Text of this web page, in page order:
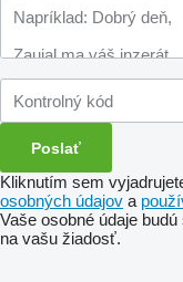
Kliknutím sem
osobných údajov a
Vaše osobné údaje
na vašu žiadosť.